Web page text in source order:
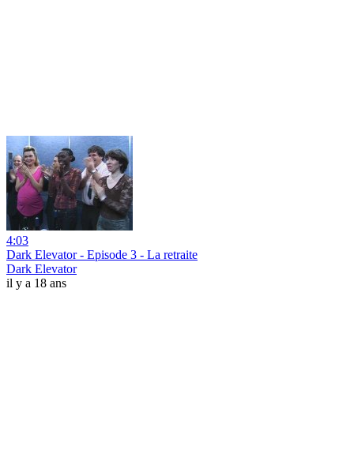
4:03
Dark Elevator - Episode 3 - La retraite
Dark Elevator
il y a 18 ans